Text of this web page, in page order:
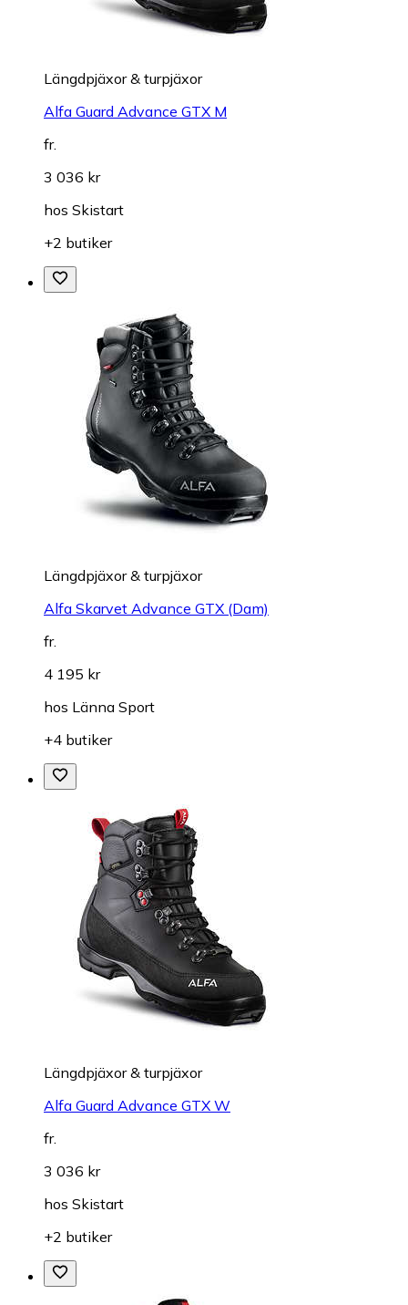
Längdpjäxor & turpjäxor
Alfa Guard Advance GTX M
fr.
3 036 kr
hos Skistart
+2 butiker
Längdpjäxor & turpjäxor
Alfa Skarvet Advance GTX (Dam)
fr.
4 195 kr
hos Länna Sport
+4 butiker
Längdpjäxor & turpjäxor
Alfa Guard Advance GTX W
fr.
3 036 kr
hos Skistart
+2 butiker